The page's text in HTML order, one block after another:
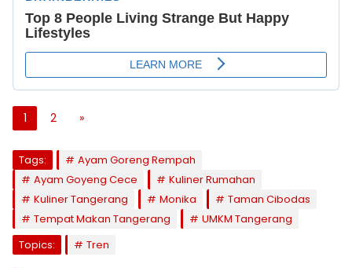
1 2 »
Tags:
Ayam Goreng Rempah
Ayam Goyeng Cece
Kuliner Rumahan
Kuliner Tangerang
Monika
Taman Cibodas
Tempat Makan Tangerang
UMKM Tangerang
Topics:
Tren